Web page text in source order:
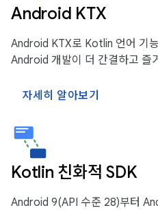
Android KTX
Android KTX로 Kotlin 언어 기
Android 개발이 더 간결하고 즐
자세히 알아보기
Kotlin 친화적 SDK
Android 9(API 수준 28)부터